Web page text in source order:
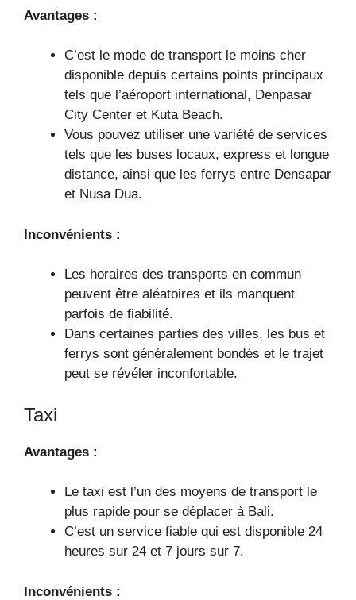
Avantages :
C’est le mode de transport le moins cher
disponible depuis certains points principaux
tels que l’aéroport international, Denpasar
City Center et Kuta Beach.
Vous pouvez utiliser une variété de services
tels que les buses locaux, express et longue
distance, ainsi que les ferrys entre Densapar
et Nusa Dua.
Inconvénients :
Les horaires des transports en commun
peuvent être aléatoires et ils manquent
parfois de fiabilité.
Dans certaines parties des villes, les bus et
ferrys sont généralement bondés et le trajet
peut se révéler inconfortable.
Taxi
Avantages :
Le taxi est l’un des moyens de transport le
plus rapide pour se déplacer à Bali.
C’est un service fiable qui est disponible 24
heures sur 24 et 7 jours sur 7.
Inconvénients :